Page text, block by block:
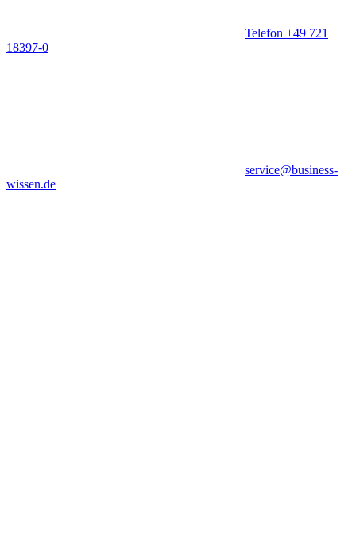
Telefon +49 721
18397-0
service@business-
wissen.de